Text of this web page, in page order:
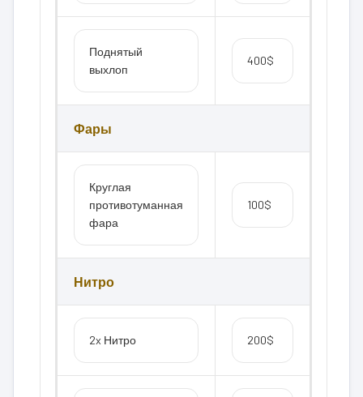
Поднятый
выхлоп
400$
Фары
Круглая
противотуманная
фара
100$
Нитро
2x Нитро 200$